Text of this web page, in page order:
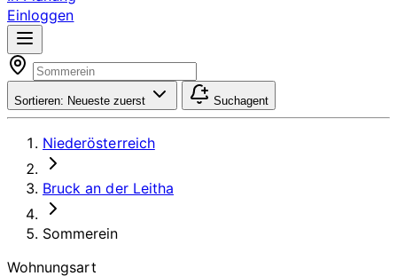
Einloggen
Sortieren: Neueste zuerst Suchagent
Niederösterreich
Bruck an der Leitha
Sommerein
Wohnungsart